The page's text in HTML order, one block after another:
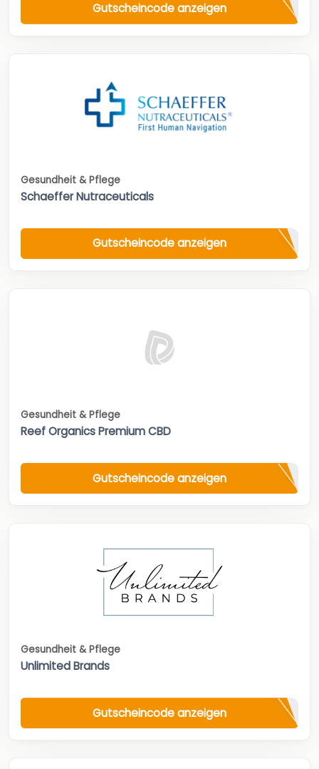
Gutscheincode anzeigen
Gesundheit & Pflege
Schaeffer Nutraceuticals
Gutscheincode anzeigen
Gesundheit & Pflege
Reef Organics Premium CBD
Gutscheincode anzeigen
Gesundheit & Pflege
Unlimited Brands
Gutscheincode anzeigen